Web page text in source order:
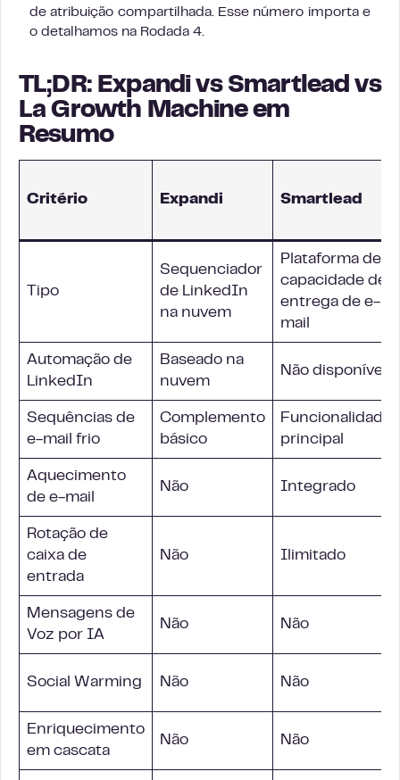
de atribuição compartilhada. Esse número importa e
o detalhamos na Rodada 4.
TL;DR: Expandi vs Smartlead vs
La Growth Machine em
Resumo
Critério Expandi Smartlead
Tipo
Sequenciador
de LinkedIn
na nuvem
Plataforma de
capacidade de
entrega de e-
mail
Automação de
LinkedIn
Baseado na
nuvem
Não disponível
Sequências de
e-mail frio
Complemento
básico
Funcionalidade
principal
Aquecimento
de e-mail
Não Integrado
Rotação de
caixa de
entrada
Não Ilimitado
Mensagens de
Voz por IA
Não Não
Social Warming Não Não
Enriquecimento
em cascata
Não Não